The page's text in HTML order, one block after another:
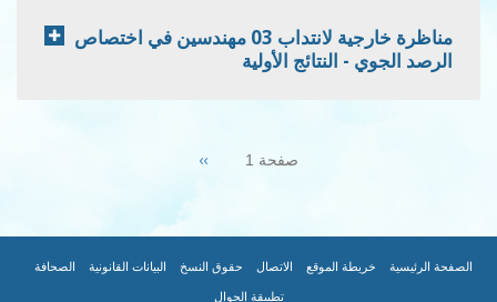
مناظرة خارجية لانتداب 03 مهندسين في اختصاص
الرصد الجوي - النتائج الأولية
صفحة 1 Next
››
FOOTER
الصفحة الرئيسية خريطة الموقع الاتصال حقوق النسخ البيانات القانونية الصحافة
تطبيقة الجوال